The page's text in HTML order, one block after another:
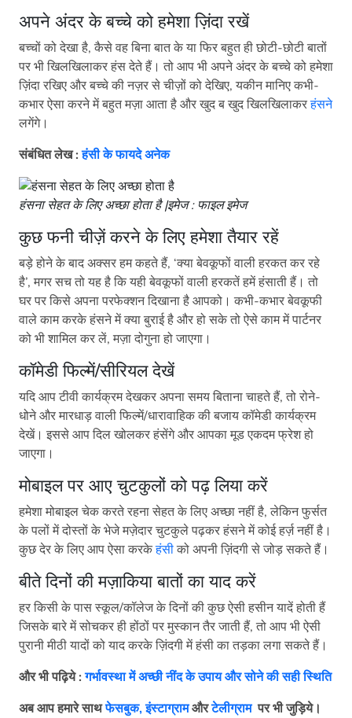
अपने अंदर के बच्चे को हमेशा ज़िंदा रखें
बच्चों को देखा है, कैसे वह बिना बात के या फिर बहुत ही छोटी-छोटी बातों
पर भी खिलखिलाकर हंस देते हैं। तो आप भी अपने अंदर के बच्चे को हमेशा
ज़िंदा रखिए और बच्चे की नज़र से चीज़ों को देखिए, यकीन मानिए कभी-
कभार ऐसा करने में बहुत मज़ा आता है और खुद ब खुद खिलखिलाकरहंसने
लगेंगे।
संबंधित लेख :हंसी के फायदे अनेक
हंसना सेहत के लिए अच्छा होता है |इमेज : फाइल इमेज
कुछ फनी चीज़ें करने के लिए हमेशा तैयार रहें
बड़े होने के बाद अक्सर हम कहते हैं, ‘क्या बेवकूफों वाली हरकत कर रहे
है’, मगर सच तो यह है कि यही बेवकूफों वाली हरकतें हमें हंसाती हैं। तो
घर पर किसे अपना परफेक्शन दिखाना है आपको। कभी-कभार बेवकूफी
वाले काम करके हंसने में क्या बुराई है और हो सके तो ऐसे काम में पार्टनर
को भी शामिल कर लें, मज़ा दोगुना हो जाएगा।
कॉमेडी फिल्में/सीरियल देखें
यदि आप टीवी कार्यक्रम देखकर अपना समय बिताना चाहते हैं, तो रोने-
धोने और मारधाड़ वाली फिल्में/धारावाहिक की बजाय कॉमेडी कार्यक्रम
देखें। इससे आप दिल खोलकर हंसेंगे और आपका मूड एकदम फ्रेश हो
जाएगा।
मोबाइल पर आए चुटकुलों को पढ़ लिया करें
हमेशा मोबाइल चेक करते रहना सेहत के लिए अच्छा नहीं है, लेकिन फुर्सत
के पलों में दोस्तों के भेजे मज़ेदार चुटकुले पढ़कर हंसने में कोई हर्ज़ नहीं है।
कुछ देर के लिए आप ऐसा करकेहंसीको अपनी ज़िंदगी से जोड़ सकते हैं।
बीते दिनों की मज़ाकिया बातों का याद करें
हर किसी के पास स्कूल/कॉलेज के दिनों की कुछ ऐसी हसीन यादें होती हैं
जिसके बारे में सोचकर ही होंठों पर मुस्कान तैर जाती हैं, तो आप भी ऐसी
पुरानी मीठी यादों को याद करके ज़िंदगी में हंसी का तड़का लगा सकते हैं।
और भी पढ़िये : गर्भावस्था में अच्छी नींद के उपाय और सोने की सही स्थिति
अब आप हमारे साथफेसबुक,इंस्टाग्रामऔरटेलीग्राम पर भी जुड़िये।